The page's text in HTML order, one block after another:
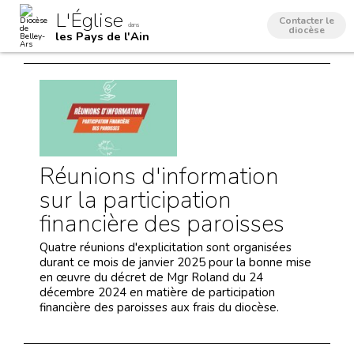
contenu.
Outils
personnels
L'Église dans
les Pays de l'Ain
Contacter le
diocèse
Réunions d'information
sur la participation
financière des paroisses
Quatre réunions d'explicitation sont organisées
durant ce mois de janvier 2025 pour la bonne mise
en œuvre du décret de Mgr Roland du 24
décembre 2024 en matière de participation
financière des paroisses aux frais du diocèse.